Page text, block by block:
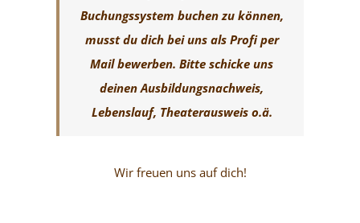
Buchungssystem buchen zu können,
musst du dich bei uns als Profi per
Mail bewerben. Bitte schicke uns
deinen Ausbildungsnachweis,
Lebenslauf, Theaterausweis o.ä.
Wir freuen uns auf dich!